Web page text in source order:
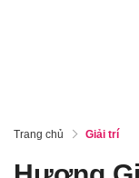
Trang chủ Giải trí